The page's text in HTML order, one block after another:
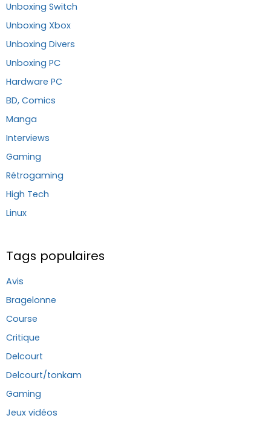
Unboxing Switch
Unboxing Xbox
Unboxing Divers
Unboxing PC
Hardware PC
BD, Comics
Manga
Interviews
Gaming
Rétrogaming
High Tech
Linux
Tags populaires
Avis
Bragelonne
Course
Critique
Delcourt
Delcourt/tonkam
Gaming
Jeux vidéos